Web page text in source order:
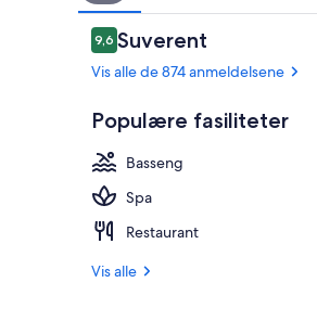
Anmeldelser
9,69,6 av 10 –
Suverent
Vis alle de 874 anmeldelsene
Populære fasiliteter
Basseng
Spa
Restaurant
Vis alle